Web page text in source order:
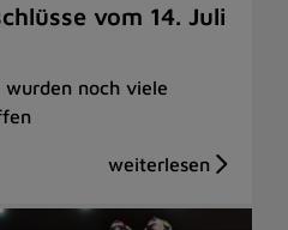
vom 14. Juli
wurden noch viele